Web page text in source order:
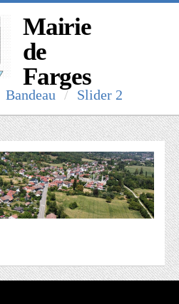
Mairie
de
Farges
Bandeau Slider 2